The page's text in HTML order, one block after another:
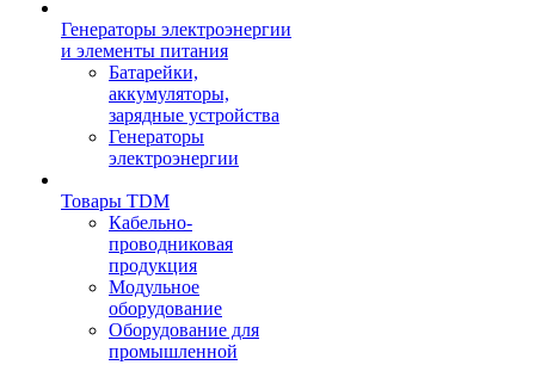
Генераторы электроэнергии
и элементы питания
Батарейки,
аккумуляторы,
зарядные устройства
Генераторы
электроэнергии
Товары TDM
Кабельно-
проводниковая
продукция
Модульное
оборудование
Оборудование для
промышленной